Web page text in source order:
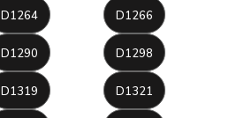
D1264 D1266
D1290 D1298
D1319 D1321